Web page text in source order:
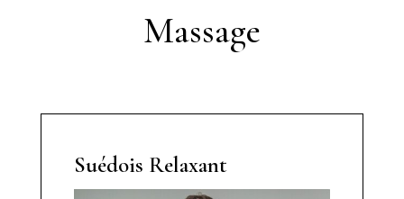
Massage
Suédois Relaxant